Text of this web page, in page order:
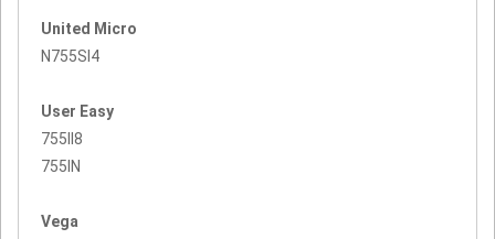
United Micro
N755SI4
User Easy
755II8
755IN
Vega